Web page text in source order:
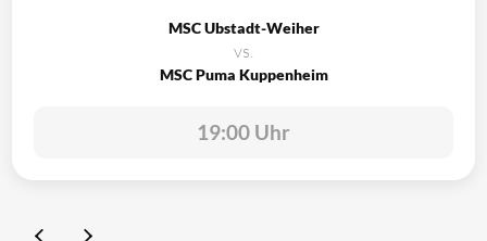
MSC Ubstadt-Weiher
vs.
MSC Puma Kuppenheim
19:00 Uhr